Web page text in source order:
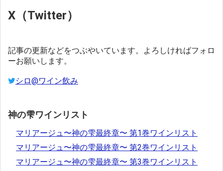
X（Twitter）
記事の更新などをつぶやいています。よろしければフォロ
ーお願いします。
シロ@ワイン飲み
神の雫ワインリスト
マリアージュ〜神の雫最終章〜 第1巻ワインリスト
マリアージュ〜神の雫最終章〜 第2巻ワインリスト
マリアージュ〜神の雫最終章〜 第3巻ワインリスト